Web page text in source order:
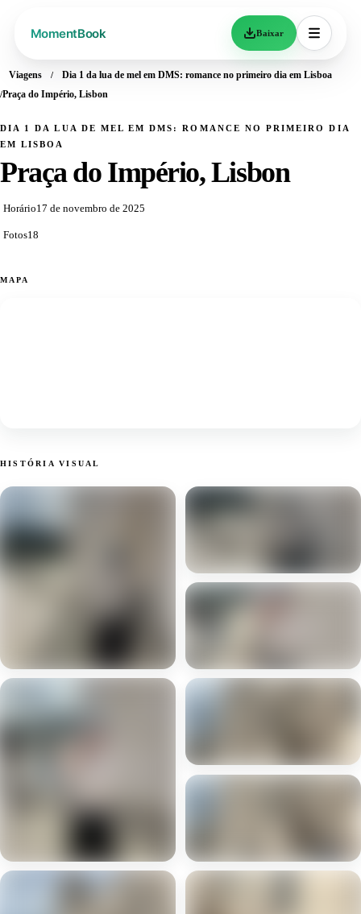
Baixar
Viagens
Dia 1 da lua de mel em DMS: romance no primeiro dia em Lisboa
Praça do Império, Lisbon
DIA 1 DA LUA DE MEL EM DMS: ROMANCE NO PRIMEIRO DIA
EM LISBOA
Praça do Império, Lisbon
Horário17 de novembro de 2025
Fotos18
MAPA
HISTÓRIA VISUAL